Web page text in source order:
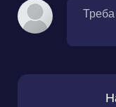
Треба